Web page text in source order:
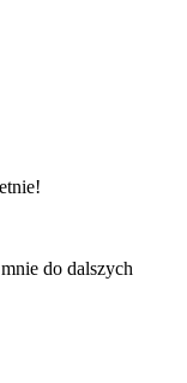
do dalszych